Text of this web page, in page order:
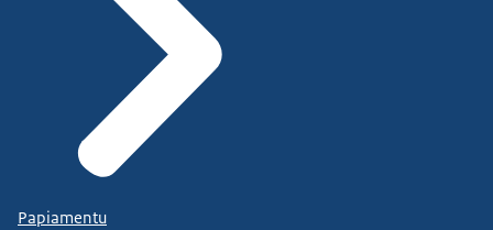
Papiamentu